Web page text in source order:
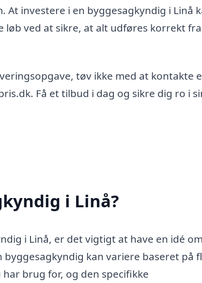
investere i en byggesagkyndig i Linå
løb ved at sikre, at alt udføres korrekt fra
tøv ikke med at kontakte
Få et tilbud i dag og sikre dig ro i
i Linå?
i Linå, er det vigtigt at have en idé
kan variere baseret på
brug for, og den specifikke